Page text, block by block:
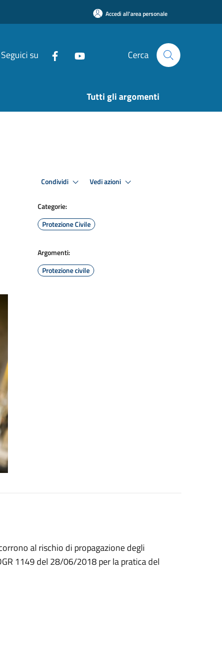
Accedi all'area personale
Seguici su Cerca
Tutti gli argomenti
Condividi Vedi azioni
Categorie:
Protezione Civile
Argomenti:
Protezione civile
al rischio di propagazione degli
1149 del 28/06/2018 per la pratica del